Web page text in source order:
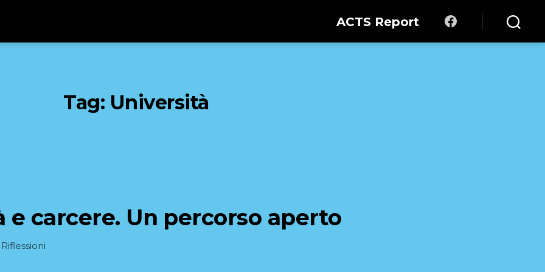
ACTS Report Facebook
Tag: Università
e carcere. Un percorso aperto
Riflessioni